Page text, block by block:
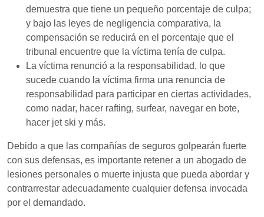
demuestra que tiene un pequeño porcentaje de culpa;
y bajo las leyes de negligencia comparativa, la
compensación se reducirá en el porcentaje que el
tribunal encuentre que la víctima tenía de culpa.
La víctima renunció a la responsabilidad, lo que
sucede cuando la víctima firma una renuncia de
responsabilidad para participar en ciertas actividades,
como nadar, hacer rafting, surfear, navegar en bote,
hacer jet ski y más.
Debido a que las compañías de seguros golpearán fuerte
con sus defensas, es importante retener a un abogado de
lesiones personales o muerte injusta que pueda abordar y
contrarrestar adecuadamente cualquier defensa invocada
por el demandado.